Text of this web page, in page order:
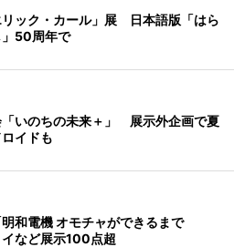
リック・カール」展 日本語版「はら
50周年で
「いのちの未来＋」 展示外企画で夏
イドも
和電機 オモチャができるまで
など展示100点超